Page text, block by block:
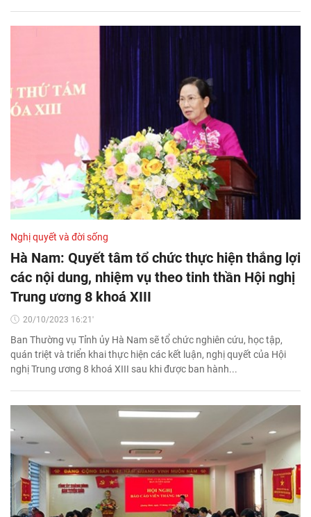
Nghị quyết và đời sống
Hà Nam: Quyết tâm tổ chức thực hiện thắng lợi
các nội dung, nhiệm vụ theo tinh thần Hội nghị
Trung ương 8 khoá XIII
20/10/2023 16:21'
Ban Thường vụ Tỉnh ủy Hà Nam sẽ tổ chức nghiên cứu, học tập,
quán triệt và triển khai thực hiện các kết luận, nghị quyết của Hội
nghị Trung ương 8 khoá XIII sau khi được ban hành...